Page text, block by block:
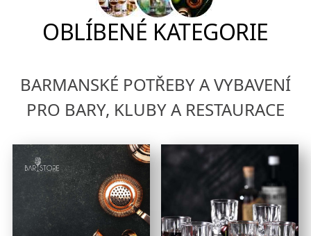
OBLÍBENÉ KATEGORIE
BARMANSKÉ POTŘEBY A VYBAVENÍ
PRO BARY, KLUBY A RESTAURACE